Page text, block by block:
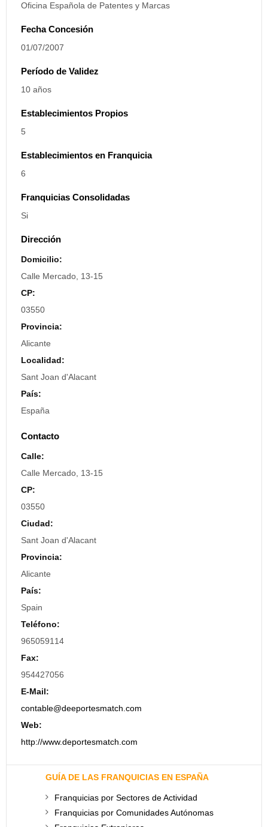
Oficina Española de Patentes y Marcas
Fecha Concesión
01/07/2007
Período de Validez
10 años
Establecimientos Propios
5
Establecimientos en Franquicia
6
Franquicias Consolidadas
Si
Dirección
Domicilio:
Calle Mercado, 13-15
CP:
03550
Provincia:
Alicante
Localidad:
Sant Joan d'Alacant
País:
España
Contacto
Calle:
Calle Mercado, 13-15
CP:
03550
Ciudad:
Sant Joan d'Alacant
Provincia:
Alicante
País:
Spain
Teléfono:
965059114
Fax:
954427056
E-Mail:
contable@deeportesmatch.com
Web:
http://www.deportesmatch.com
GUÍA DE LAS FRANQUICIAS EN ESPAÑA
Franquicias por Sectores de Actividad
Franquicias por Comunidades Autónomas